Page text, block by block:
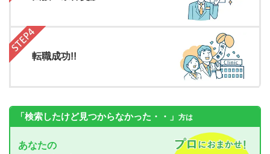
転職成功!!
「検索したけど見つからなかった・・」 方は
あなたの